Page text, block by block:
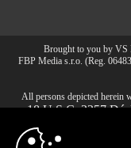
Brought to you by VS
FBP Media s.r.o. (Reg.
All persons depicted herein
18 U.S.C. 2257